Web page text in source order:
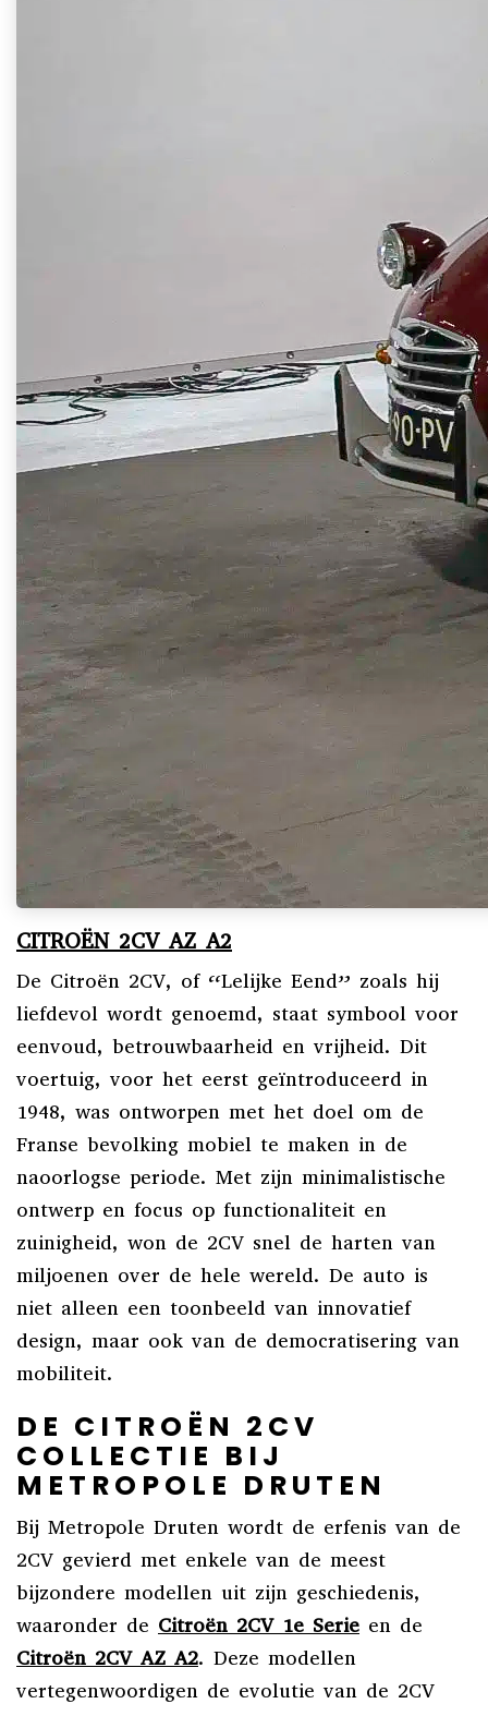
CITROËN 2CV AZ A2
De Citroën 2CV, of “Lelijke Eend” zoals hij
liefdevol wordt genoemd, staat symbool voor
eenvoud, betrouwbaarheid en vrijheid. Dit
voertuig, voor het eerst geïntroduceerd in
1948, was ontworpen met het doel om de
Franse bevolking mobiel te maken in de
naoorlogse periode. Met zijn minimalistische
ontwerp en focus op functionaliteit en
zuinigheid, won de 2CV snel de harten van
miljoenen over de hele wereld. De auto is
niet alleen een toonbeeld van innovatief
design, maar ook van de democratisering van
mobiliteit.
DE CITROËN 2CV
COLLECTIE BIJ
METROPOLE DRUTEN
Bij Metropole Druten wordt de erfenis van de
2CV gevierd met enkele van de meest
bijzondere modellen uit zijn geschiedenis,
waaronder de Citroën 2CV 1e Serie en de
Citroën 2CV AZ A2. Deze modellen
vertegenwoordigen de evolutie van de 2CV